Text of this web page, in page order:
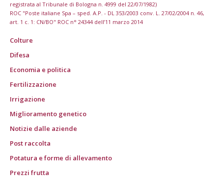
registrata al Tribunale di Bologna n. 4999 del 22/07/1982)
ROC "Poste italiane Spa – sped. A.P. - DL 353/2003 conv. L. 27/02/2004 n. 46,
art. 1 c. 1: CN/BO" ROC n° 24344 dell’11 marzo 2014
Colture
Difesa
Economia e politica
Fertilizzazione
Irrigazione
Miglioramento genetico
Notizie dalle aziende
Post raccolta
Potatura e forme di allevamento
Prezzi frutta